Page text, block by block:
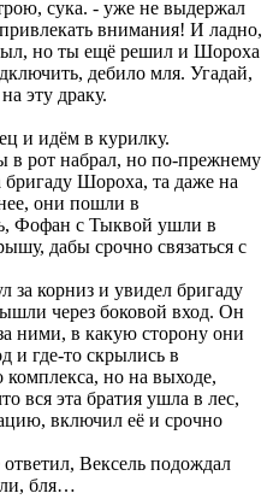
сука. - уже не выдержал
внимания! И ладно,
но ты ещё решил и Шороха
дебило мля. Угадай,
эту драку.
и идём в курилку.
в рот набрал, но по-прежнему
бригаду Шороха, та даже на
они пошли в
Фофан с Тыквой ушли в
дабы срочно связаться с
за корниз и увидел бригаду
через боковой вход. Он
ними, в какую сторону они
и где-то скрылись в
комплекса, но на выходе,
вся эта братия ушла в лес,
включил её и срочно
Вексель подождал
бля…